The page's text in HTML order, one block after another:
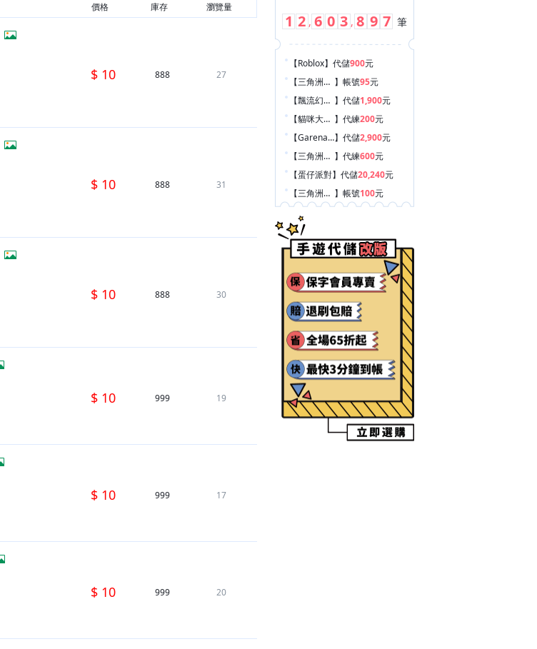
價格 庫存 瀏覽量
$ 10 888 27
$ 10 888 31
$ 10 888 30
$ 10 999 19
$ 10 999 17
$ 10 999 20
1 2 , 6 0 3 , 8 9 7 筆
【Roblox】 代儲900元
【三角洲行動 】 帳號95元
【飄流幻境Re:星之方舟 】 代儲1,900元
【貓咪大戰爭 】 代練200元
【Garena 傳說對決】 代儲2,900元
【三角洲行動 】 代練600元
【蛋仔派對】 代儲20,240元
【三角洲行動 】 帳號100元
【Spotify】代儲100元
【失控進化】代儲600元
【蛋仔派對】代儲7,590
【三角洲行動 】帳號240
【三角洲行動 】代儲3,090
【瑪奇 Mobile 】代儲23,900元
【三角洲行動 】代儲200元
【絕區零】代儲2,430元
【Discord Nitro 】代儲1,200元
【另一個伊甸：穿越時空的貓 Another Eden 】代儲650元